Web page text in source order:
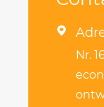

Nr.